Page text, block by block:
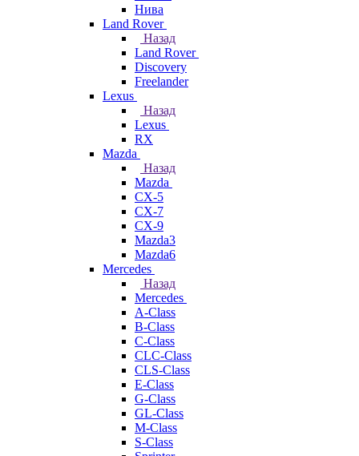
Нива
Land Rover
Назад
Land Rover
Discovery
Freelander
Lexus
Назад
Lexus
RX
Mazda
Назад
Mazda
CX-5
CX-7
CX-9
Mazda3
Mazda6
Mercedes
Назад
Mercedes
A-Class
B-Class
C-Class
CLC-Class
CLS-Class
E-Class
G-Class
GL-Class
M-Class
S-Class